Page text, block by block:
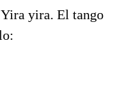
yira. El tango